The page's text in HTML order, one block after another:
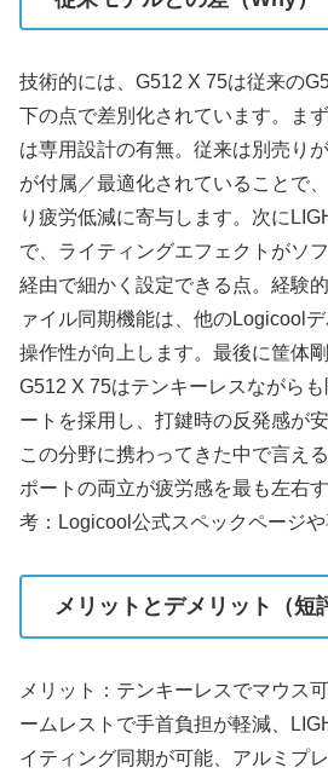
技術的には、G512 X 75は従来の
下の点で差別化されています。ま
は専用設計の有無。従来は別売り
が付属／最適化されていることで
り疲労低減に寄与します。次に
で、ライティングエフェクトがソ
経由で細かく設定できる点。経験
ァイル同期機能は、他のLogicool
操作性が向上します。最後に筐体
G512 X 75はテンキーレスながら
ートを採用し、打鍵時の反発感が
この分野に携わってきた中で言え
ポートの両立が疲労感を最も左右
考：Logicool公式スペックページや
メリットとデメリット（短
メリット：テンキーレスでマウス
ームレストで手首負担が軽減、
イティング同期が可能、アルミプ